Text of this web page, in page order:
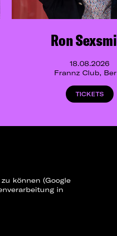
Ron
18.08.2026
Frannz Club,
TICKETS
können (Google
in